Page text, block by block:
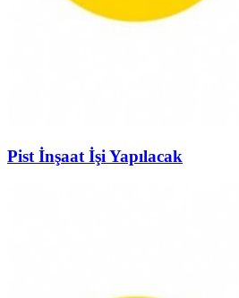
Pist İnşaat İşi Yapılacak